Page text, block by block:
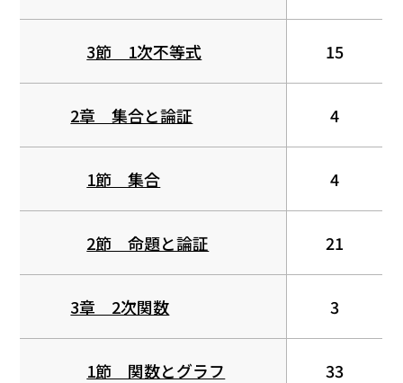
3節 1次不等式 15
2章 集合と論証 4
1節 集合 4
2節 命題と論証 21
3章 2次関数 3
1節 関数とグラフ 33